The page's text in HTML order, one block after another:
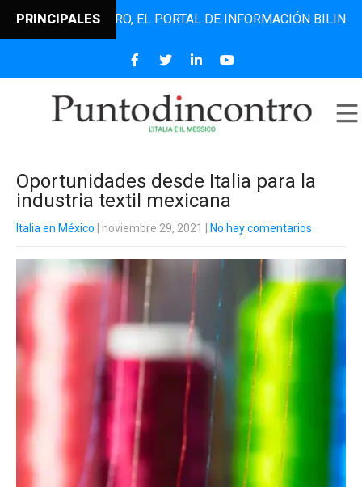
PRINCIPALES EL PORTAL DE INFORMACIÓN BILINGÜE
Oportunidades desde Italia para la
industria textil mexicana
Italia en México | noviembre 29, 2021 No hay comentarios